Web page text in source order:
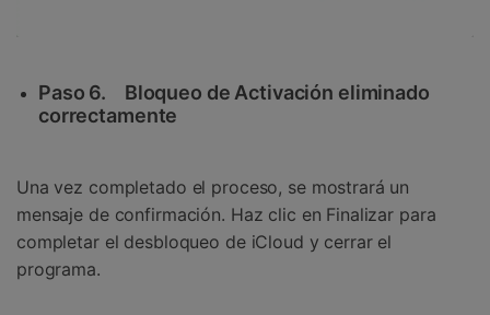
Paso 6.
Bloqueo de Activación eliminado
correctamente
Una vez completado el proceso, se mostrará un
mensaje de confirmación. Haz clic en Finalizar para
completar el desbloqueo de iCloud y cerrar el
programa.